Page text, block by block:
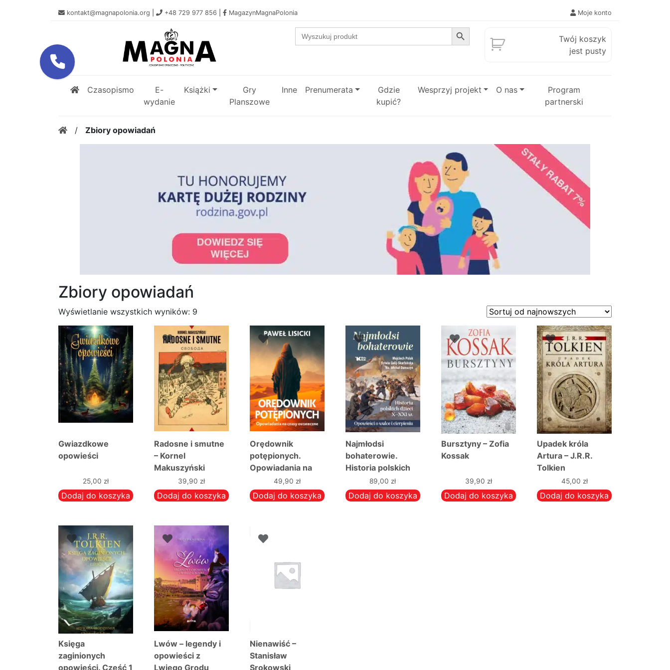
kontakt@magnapolonia.org +48 729 977 856 MagazynMagnaPolonia Moje konto
Search
for:
Search Button
Twój koszyk
jest pusty
Czasopismo
E-
wydanie
Książki
Gry
Planszowe
Inne Prenumerata
Gdzie
kupić?
Wesprzyj projekt O nas
Program
partnerski
/ Zbiory opowiadań
Zbiory opowiadań
Wyświetlanie wszystkich wyników: 9
według
najnowszych
Gwiazdkowe
opowieści
25,00 zł
Dodaj do koszyka
Radosne i smutne
– Kornel
Makuszyński
39,90 zł
Dodaj do koszyka
Orędownik
potępionych.
Opowiadania na
czasy ostateczne –
Paweł Lisicki
49,90 zł
Dodaj do koszyka
Najmłodsi
bohaterowie.
Historia polskich
dzieci X-XXI w.
Opowieści o walce
i cierpieniu
89,00zł
Dodaj do koszyka
Bursztyny – Zofia
Kossak
39,90 zł
Dodaj do koszyka
Upadek króla
Artura – J.R.R.
Tolkien
45,00 zł
Dodaj do koszyka
Księga
zaginionych
opowieści. Część 1
Lwów – legendy i
opowieści z
Lwiego Grodu
Nienawiść –
Stanisław
Srokowski